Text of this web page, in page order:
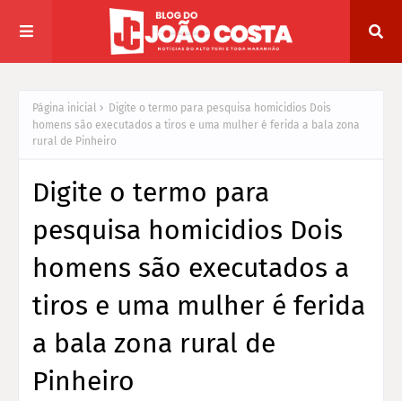
Página inicial
Digite o termo para pesquisa homicidios Dois
homens são executados a tiros e uma mulher é ferida a bala zona
rural de Pinheiro
Digite o termo para
pesquisa homicidios Dois
homens são executados a
tiros e uma mulher é ferida
a bala zona rural de
Pinheiro